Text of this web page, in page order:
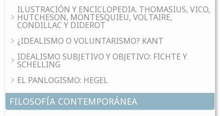
ILUSTRACIÓN Y ENCICLOPEDIA. THOMASIUS, VICO,
HUTCHESON, MONTESQUIEU, VOLTAIRE,
CONDILLAC Y DIDEROT
¿IDEALISMO O VOLUNTARISMO? KANT
IDEALISMO SUBJETIVO Y OBJETIVO: FICHTE Y
SCHELLING
EL PANLOGISMO: HEGEL
FILOSOFÍA CONTEMPORÁNEA